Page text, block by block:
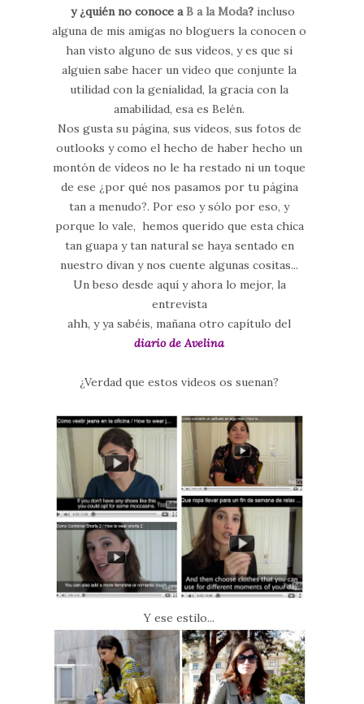
y ¿quién no conoce aB a la Moda?incluso
alguna de mis amigas no bloguers la conocen o
han visto alguno de sus videos, y es que si
alguien sabe hacer un video que conjunte la
utilidad con la genialidad, la gracia con la
amabilidad, esa es Belén.
Nos gusta su página, sus videos, sus fotos de
outlooks y como el hecho de haber hecho un
montón de vídeos no le ha restado ni un toque
de ese ¿por qué nos pasamos por tu página
tan a menudo?. Por eso y sólo por eso, y
porque lo vale, hemos querido que esta chica
tan guapa y tan natural se haya sentado en
nuestro divan y nos cuente algunas cositas...
Un beso desde aquí y ahora lo mejor, la
entrevista
ahh, y ya sabéis, mañana otro capítulo del
diario de Avelina
¿Verdad que estos videos os suenan?
Y ese estilo...